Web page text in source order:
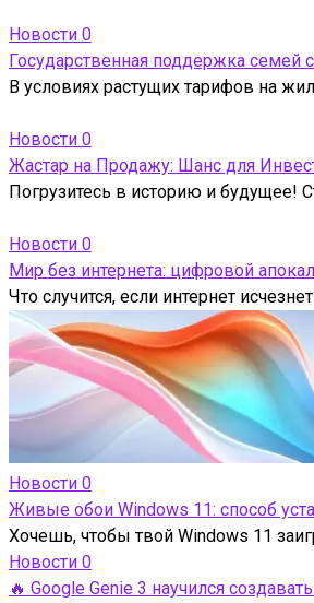
Новости 0
Государственная поддержка
В условиях растущих тарифов на
Новости 0
Жастар на Продажу: Шанс для
Погрузитесь в историю и будущее!
Новости 0
Мир без интернета: цифровой
Что случится, если интернет
Новости 0
Живые обои Windows 11: способ
Хочешь, чтобы твой Windows 11
Новости 0
🔥 Google Genie 3 научился